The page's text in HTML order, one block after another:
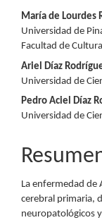
principal
del
artículo
María de Lourdes
Universidad de
Facultad de
Ariel Díaz
Universidad de
Pedro Aciel Díaz
Universidad de
La enfermedad de
cerebral primaria,
neuropatológicos